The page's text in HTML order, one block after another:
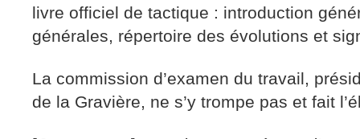
livre officiel de tactique : introduction
générales, répertoire des évolutions et
La commission d’examen du travail,
de la Gravière, ne s’y trompe pas et fait